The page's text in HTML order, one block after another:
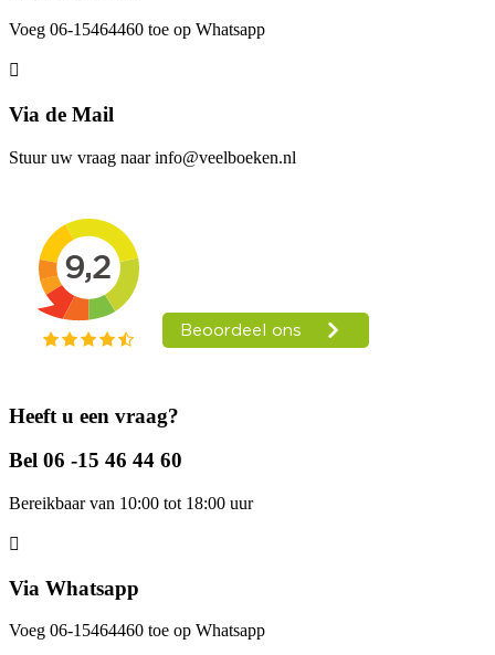
Voeg 06-15464460 toe op Whatsapp
Via de Mail
Stuur uw vraag naar info@veelboeken.nl
Heeft u een vraag?
Bel 06 -15 46 44 60
Bereikbaar van 10:00 tot 18:00 uur
Via Whatsapp
Voeg 06-15464460 toe op Whatsapp